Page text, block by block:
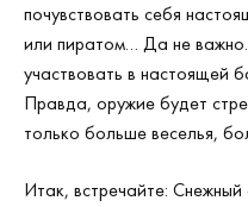
почувствовать себя
или пиратом… Да не
участвовать в настоящей
Правда, оружие будет
только больше веселья,
Итак, встречайте: